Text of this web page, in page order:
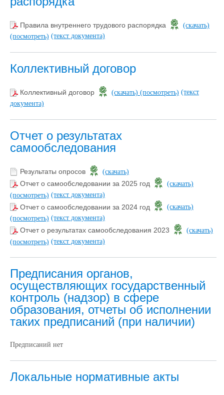
Правила внутреннего трудового распорядка
(скачать)
(посмотреть) (текст документа)
Коллективный договор
Коллективный договор (скачать) (посмотреть) (текст
документа)
Отчет о результатах
самообследования
Результаты опросов (скачать)
Отчет о самообследовании за 2025 год
(скачать)
(посмотреть) (текст документа)
Отчет о самообследовании за 2024 год
(скачать)
(посмотреть) (текст документа)
Отчет о результатах самообследования 2023
(скачать)
(посмотреть) (текст документа)
Предписания органов,
осуществляющих государственный
контроль (надзор) в сфере
образования, отчеты об исполнении
таких предписаний (при наличии)
Предписаний нет
Локальные нормативные акты